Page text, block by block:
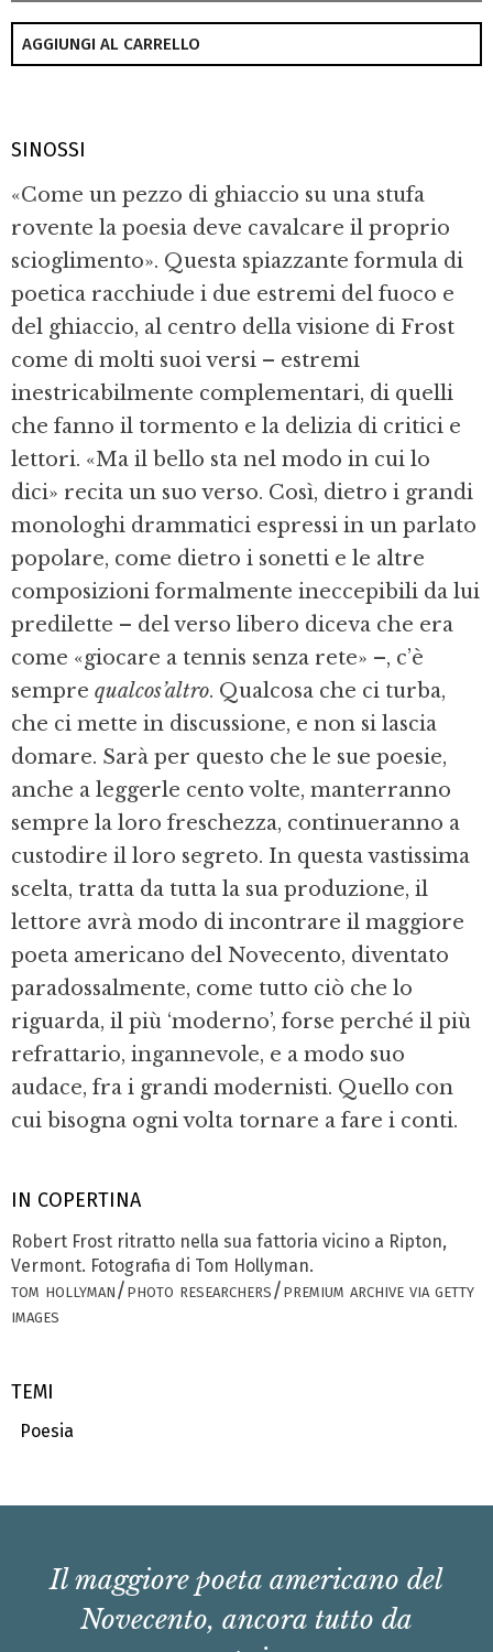
AGGIUNGI AL CARRELLO
IN COPERTINA
Robert Frost ritratto nella sua fattoria vicino a Ripton,
Vermont. Fotografia di Tom Hollyman.
tom hollyman/photo researchers/premium archive via getty
images
TEMI
Poesia
SINOSSI
«Come un pezzo di ghiaccio su una stufa
rovente la poesia deve cavalcare il proprio
scioglimento». Questa spiazzante formula di
poetica racchiude i due estremi del fuoco e
del ghiaccio, al centro della visione di Frost
come di molti suoi versi – estremi
inestricabilmente complementari, di quelli
che fanno il tormento e la delizia di critici e
lettori. «Ma il bello sta nel modo in cui lo
dici» recita un suo verso. Così, dietro i grandi
monologhi drammatici espressi in un parlato
popolare, come dietro i sonetti e le altre
composizioni formalmente ineccepibili da lui
predilette – del verso libero diceva che era
come «giocare a tennis senza rete» –, c’è
sempre qualcos’altro. Qualcosa che ci turba,
che ci mette in discussione, e non si lascia
domare. Sarà per questo che le sue poesie,
anche a leggerle cento volte, manterranno
sempre la loro freschezza, continueranno a
custodire il loro segreto. In questa vastissima
scelta, tratta da tutta la sua produzione, il
lettore avrà modo di incontrare il maggiore
poeta americano del Novecento, diventato
paradossalmente, come tutto ciò che lo
riguarda, il più ‘moderno’, forse perché il più
refrattario, ingannevole, e a modo suo
audace, fra i grandi modernisti. Quello con
cui bisogna ogni volta tornare a fare i conti.
Il maggiore poeta americano del
Novecento, ancora tutto da